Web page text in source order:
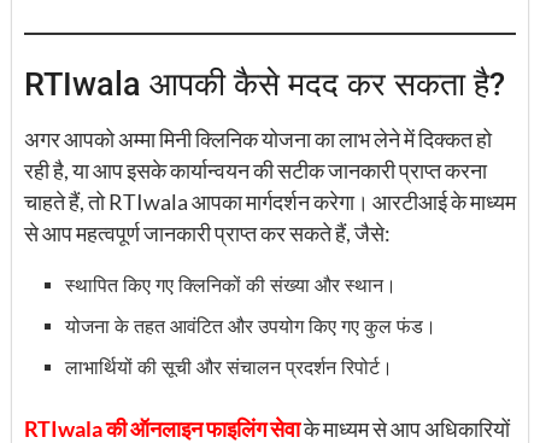
RTIwala आपकी कैसे मदद कर सकता है?
अगर आपको अम्मा मिनी क्लिनिक योजना का लाभ लेने में दिक्कत हो
रही है, या आप इसके कार्यान्वयन की सटीक जानकारी प्राप्त करना
चाहते हैं, तो RTIwala आपका मार्गदर्शन करेगा। आरटीआई के माध्यम
से आप महत्वपूर्ण जानकारी प्राप्त कर सकते हैं, जैसे:
स्थापित किए गए क्लिनिकों की संख्या और स्थान।
योजना के तहत आवंटित और उपयोग किए गए कुल फंड।
लाभार्थियों की सूची और संचालन प्रदर्शन रिपोर्ट।
RTIwala की ऑनलाइन फाइलिंग सेवाके माध्यम से आप अधिकारियों